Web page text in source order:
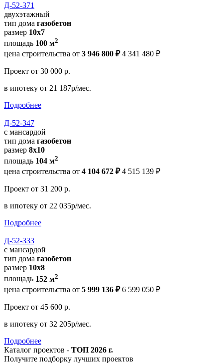
Д-52-371
двухэтажный
тип дома газобетон
размер 10x7
площадь 100 м2
цена строительства от 3 946 800 ₽ 4 341 480 ₽
Проект от 30 000 р.
в ипотеку от 21 187р/мес.
Подробнее
Д-52-347
с мансардой
тип дома газобетон
размер 8x10
площадь 104 м2
цена строительства от 4 104 672 ₽ 4 515 139 ₽
Проект от 31 200 р.
в ипотеку от 22 035р/мес.
Подробнее
Д-52-333
с мансардой
тип дома газобетон
размер 10x8
площадь 152 м2
цена строительства от 5 999 136 ₽ 6 599 050 ₽
Проект от 45 600 р.
в ипотеку от 32 205р/мес.
Подробнее
Каталог проектов - ТОП 2026 г.
Получите подборку лучших проектов